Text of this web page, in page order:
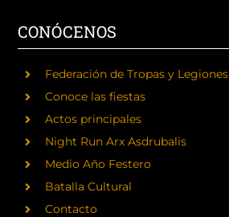
CONÓCENOS
Federación de Tropas y Legiones
Conoce las fiestas
Actos principales
Night Run Arx Asdrubalis
Medio Año Festero
Batalla Cultural
Contacto